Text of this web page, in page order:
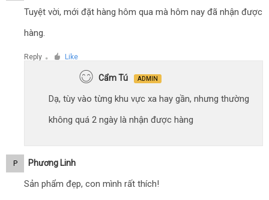
Tuyệt vời, mới đặt hàng hôm qua mà hôm nay đã nhận được
hàng.
Reply ● Like
Cẩm Tú ADMIN
Dạ, tùy vào từng khu vực xa hay gần, nhưng thường
không quá 2 ngày là nhận được hàng
P Phương Linh
Sản phẩm đẹp, con mình rất thích!